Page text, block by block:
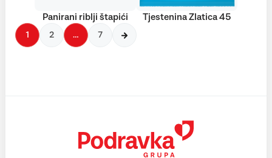
Panirani riblji štapići Tjestenina Zlatica 45
1 2 … 7